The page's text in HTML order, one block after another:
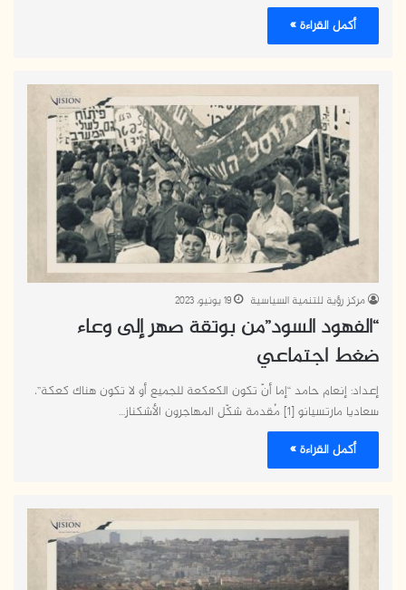
أكمل القراءة »
مركز رؤية للتنمية السياسية 19 يونيو، 2023
“الفهود السود”من بوتقة صهر إلى وعاء
ضغط اجتماعي
إعداد: إنعام حامد “إما أنّ تكون الكعكعة للجميع أو لا تكون هناك كعكة”،
سعاديا مارتسيانو [1] مُقدمة شكّل المهاجرون الأشكناز…
أكمل القراءة »